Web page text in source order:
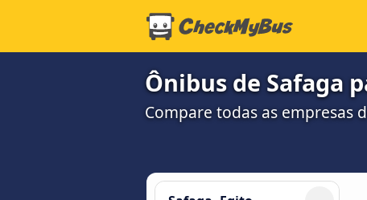
Ônibus de Safaga
Compare todas as empresas